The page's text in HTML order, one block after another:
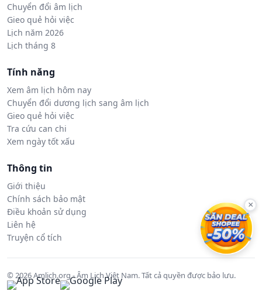
Chuyển đổi âm lịch
Gieo quẻ hỏi việc
Lịch năm 2026
Lịch tháng 8
Tính năng
Xem âm lịch hôm nay
Chuyển đổi dương lịch sang âm lịch
Gieo quẻ hỏi việc
Tra cứu can chi
Xem ngày tốt xấu
Thông tin
Giới thiệu
Chính sách bảo mật
Điều khoản sử dụng
Liên hệ
Truyện cổ tích
© 2026 Amlich.org - Âm Lịch Việt Nam. Tất cả quyền được bảo lưu.
×